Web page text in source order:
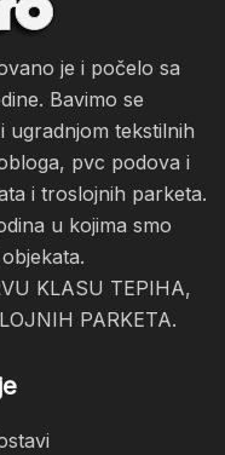
je i počelo sa
Bavimo se
ugradnjom tekstilnih
pvc podova i
i troslojnih parketa.
u kojima smo
KLASU TEPIHA,
PARKETA.